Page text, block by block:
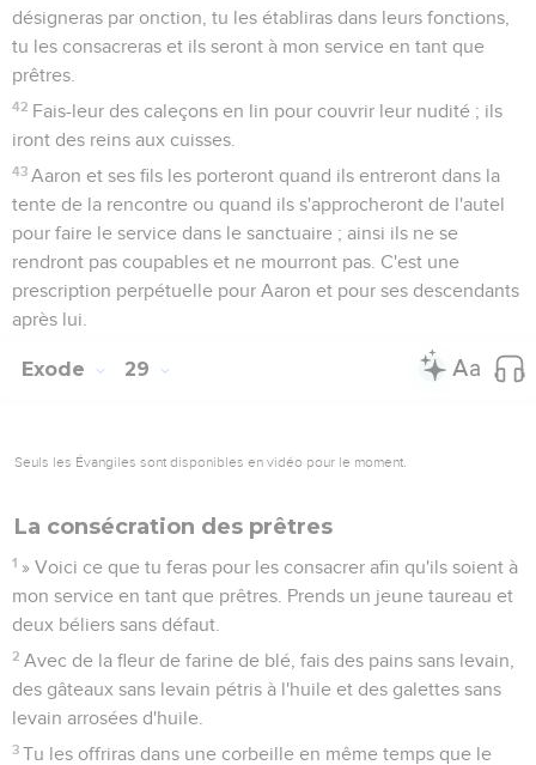
désigneras par onction, tu les établiras dans leurs fonctions,
tu les consacreras et ils seront à mon service en tant que
prêtres.
42 Fais-leur des caleçons en lin pour couvrir leur nudité ; ils
iront des reins aux cuisses.
43 Aaron et ses fils les porteront quand ils entreront dans la
tente de la rencontre ou quand ils s'approcheront de l'autel
pour faire le service dans le sanctuaire ; ainsi ils ne se
rendront pas coupables et ne mourront pas. C'est une
prescription perpétuelle pour Aaron et pour ses descendants
après lui.
Exode 29
Seuls les Évangiles sont disponibles en vidéo pour le moment.
La consécration des prêtres
1 » Voici ce que tu feras pour les consacrer afin qu'ils soient à
mon service en tant que prêtres. Prends un jeune taureau et
deux béliers sans défaut.
2 Avec de la fleur de farine de blé, fais des pains sans levain,
des gâteaux sans levain pétris à l'huile et des galettes sans
levain arrosées d'huile.
3 Tu les offriras dans une corbeille en même temps que le